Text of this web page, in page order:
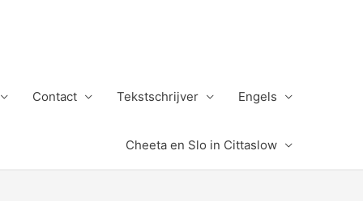
Contact Tekstschrijver Engels
Cheeta en Slo in Cittaslow